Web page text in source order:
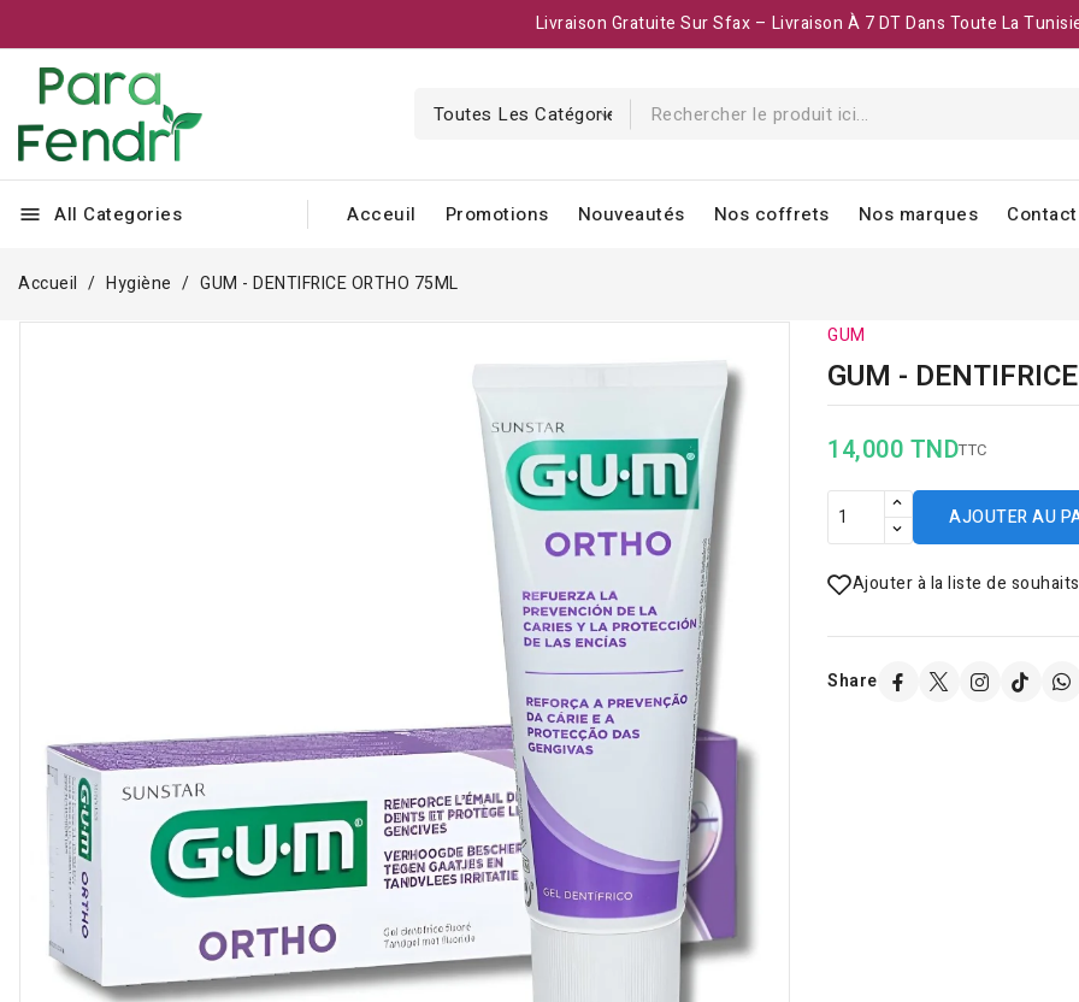
Livraison Gratuite Sur Sfax – Livraison À 7 DT Dans Toute La
menu All Categories Acceuil Promotions Nouveautés Nos coffrets Nos marques
Accueil Hygiène GUM - DENTIFRICE ORTHO 75ML
GUM
GUM -
14,000 TNDTTC
AJOUTER AU
Ajouter à la liste de souhaits
Share